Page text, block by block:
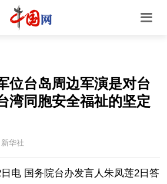
位台岛周边军演是对台
湾同胞安全福祉的坚定
华社
电 国务院台办发言人朱凤莲2日答